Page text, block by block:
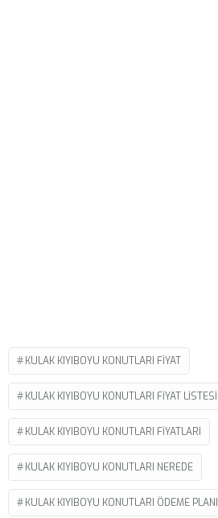
KULAK KIYIBOYU KONUTLARI FIYAT
KULAK KIYIBOYU KONUTLARI FIYAT LISTESI
KULAK KIYIBOYU KONUTLARI FIYATLARI
KULAK KIYIBOYU KONUTLARI NEREDE
KULAK KIYIBOYU KONUTLARI ÖDEME PLANI